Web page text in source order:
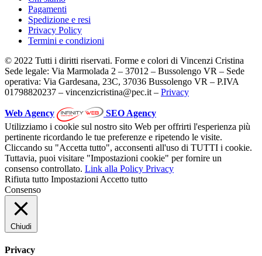
Pagamenti
Spedizione e resi
Privacy Policy
Termini e condizioni
© 2022 Tutti i diritti riservati. Forme e colori di Vincenzi Cristina
Sede legale: Via Marmolada 2 – 37012 – Bussolengo VR – Sede
operativa: Via Gardesana, 23C, 37036 Bussolengo VR – P.IVA
01798820237 – vincenzicristina@pec.it – Privacy
Web Agency
SEO Agency
Utilizziamo i cookie sul nostro sito Web per offrirti l'esperienza più
pertinente ricordando le tue preferenze e ripetendo le visite.
Cliccando su "Accetta tutto", acconsenti all'uso di TUTTI i cookie.
Tuttavia, puoi visitare "Impostazioni cookie" per fornire un
consenso controllato. Link alla Policy Privacy
Rifiuta tutto Impostazioni Accetto tutto
Consenso
Chiudi
Privacy